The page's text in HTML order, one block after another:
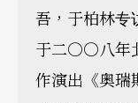
吾，于柏林专
于二○○八年
作演出《奥瑞